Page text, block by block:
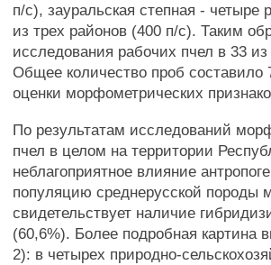
п/с), зауральская степная -
из трех районов (400 п/с). Таким
исследования рабочих пчел в 33
Общее количество проб
оценки морфометрических
По результатам исследований
пчел в целом на территории
неблагоприятное влияние
популяцию среднерусской породы
свидетельствует наличие
(60,6%). Более подробная
2): в четырех природно-